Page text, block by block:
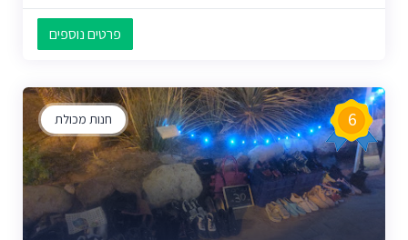
פרטים נוספים
חנות מכולת 6